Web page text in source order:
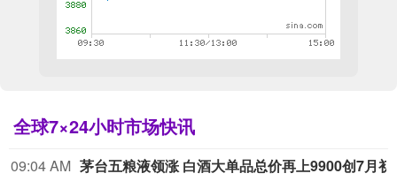
全球7×24小时市场快讯
09:04 AM